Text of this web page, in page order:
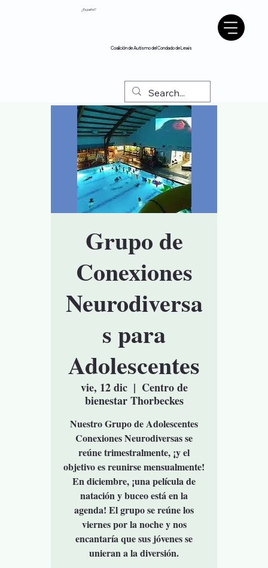
Coalición de Autismo del Condado de Lewis
¿Español?
Grupo de
Conexiones
Neurodiversa
s para
Adolescentes
vie, 12 dic
  |
Centro de
bienestar Thorbeckes
Nuestro Grupo de Adolescentes
Conexiones Neurodiversas se
reúne trimestralmente, ¡y el
objetivo es reunirse mensualmente!
En diciembre, ¡una película de
natación y buceo está en la
agenda! El grupo se reúne los
viernes por la noche y nos
encantaría que sus jóvenes se
unieran a la diversión.